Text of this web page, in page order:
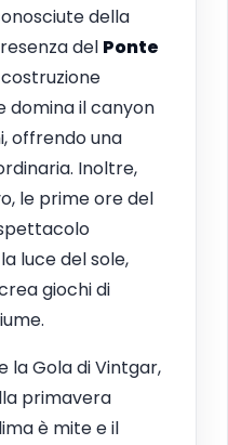
della
del Ponte
domina il canyon
offrendo una
Inoltre,
le prime ore del
luce del sole,
giochi di
la Gola di Vintgar,
primavera
è mite e il